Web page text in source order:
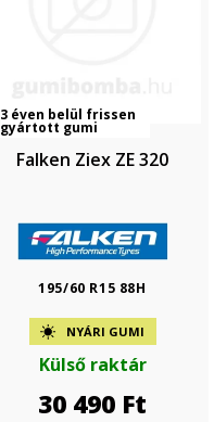
3 éven belül frissen
gyártott gumi
Falken Ziex ZE 320
195/60 R15 88H
NYÁRI GUMI
Külső raktár
30 490 Ft